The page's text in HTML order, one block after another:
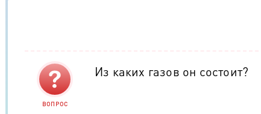
ВОПРОС
Из каких газов он состоит?